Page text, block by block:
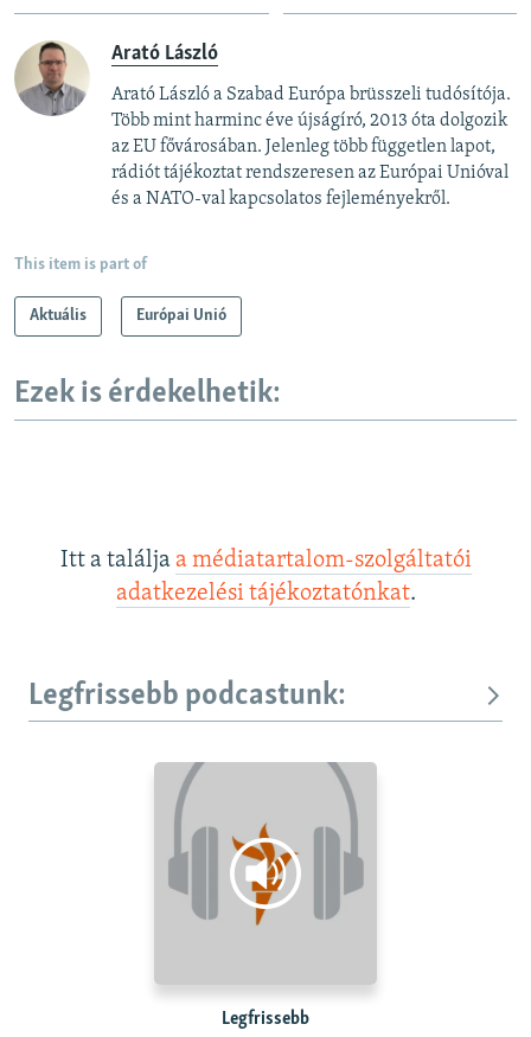
Arató László
Arató László a Szabad Európa brüsszeli tudósítója.
Több mint harminc éve újságíró, 2013 óta dolgozik
az EU fővárosában. Jelenleg több független lapot,
rádiót tájékoztat rendszeresen az Európai Unióval
és a NATO-val kapcsolatos fejleményekről.
This item is part of
Aktuális Európai Unió
Ezek is érdekelhetik:
Itt a találja a médiatartalom-szolgáltatói
adatkezelési tájékoztatónkat.
Legfrissebb podcastunk:
Legfrissebb